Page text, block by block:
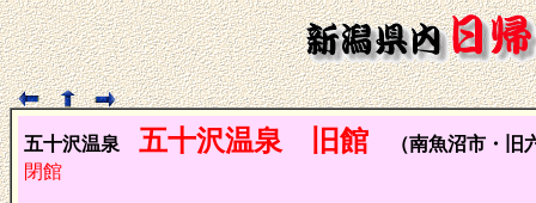
五十沢温泉 五十沢温泉 旧館
（南魚沼市・
閉館